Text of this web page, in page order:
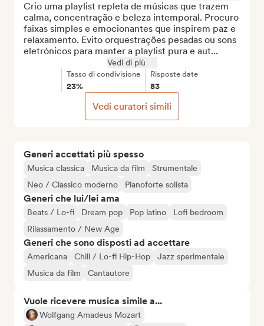
Generi accettati più spesso
Musica classica Musica da film
Strumentale
Neo / Classico moderno
Pianoforte solista
Generi che lui/lei ama
Beats / Lo-fi Dream pop Pop latino
Lofi bedroom
Rilassamento / New Age
Generi che sono disposti ad accettare
Americana Chill / Lo-fi Hip-Hop
Jazz sperimentale
Musica da film
Cantautore
Vuole ricevere musica simile a...
Wolfgang Amadeus Mozart
Crio uma playlist repleta de músicas que trazem
calma, concentração e beleza intemporal. Procuro
faixas simples e emocionantes que inspirem paz e
relaxamento. Evito orquestrações pesadas ou sons
eletrónicos para manter a playlist pura e aut...
Vedi di più
Tasso di condivisione
23%
Risposte date
83
Vedi curatori simili